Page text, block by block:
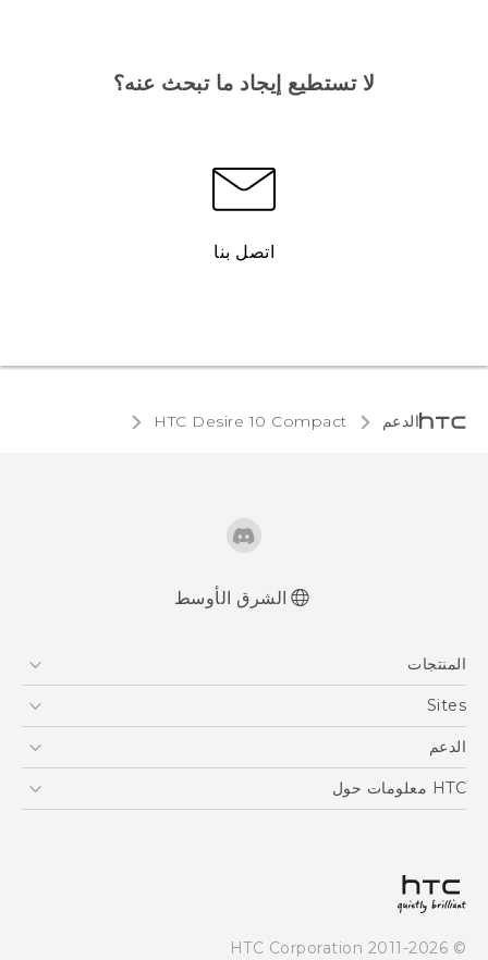
لا تستطيع إيجاد ما تبحث عنه؟
اتصل بنا
الدعم HTC Desire 10 Compact‎
English - User manual
الشرق الأوسط
المنتجات
5G
EXODUS
Sites
HTC Dev
الدعم
الدعم
HTC معلومات حول
سياسة الخصوصية
© 2011-2026 HTC Corporation